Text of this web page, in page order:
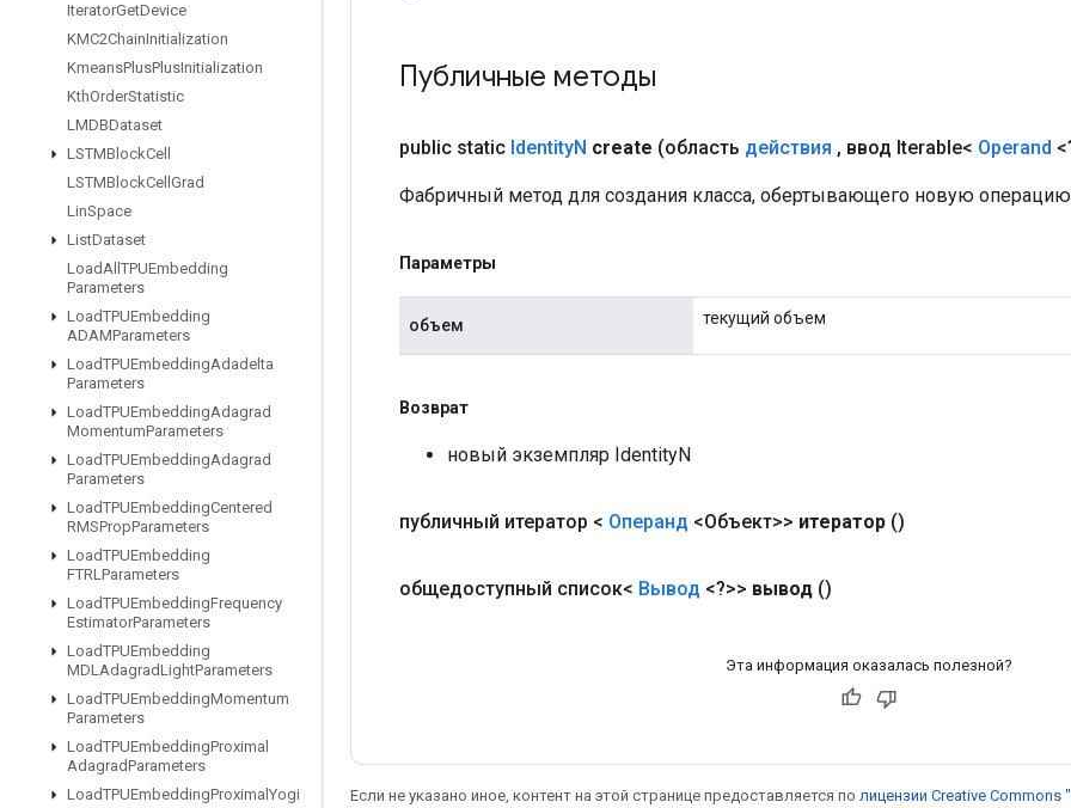
IteratorGetDevice
KMC2ChainInitialization
KmeansPlusPlusInitialization
KthOrderStatistic
LMDBDataset
LSTMBlockCell
LSTMBlockCell Grad
LinSpace
ListDataset
LoadAll TPUEmbedding
Parameters
LoadTPUEmbedding
ADAMParameters
LoadTPUEmbeddingAdadelta
Parameters
LoadTPUEmbeddingAdagrad
MomentumParameters
LoadTPUEmbeddingAdagrad
Parameters
LoadTPUEmbeddingCentered
RMSPropParameters
LoadTPUEmbedding
FTRLParameters
LoadTPUEmbeddingFrequency
EstimatorParameters
LoadTPUEmbedding
MDLAdagradLightParameters
LoadTPUEmbeddingMomentum
Parameters
LoadTPUEmbeddingProximal
AdagradParameters
LoadTPUEmbeddingProximal Yogi
Публичные методы
public static IdentityN create (область действия , ввод Iterable< Operand
Фабричный метод для создания класса, обертывающего новую
Параметры
объем текущий объем
Возврат
новый экземпляр IdentityN
публичный итератор < Операнд <Объект>> итератор ()
общедоступный список< Вывод <?>> вывод ()
Эта информация оказалась полезной?
Если не указано иное, контент на этой странице предоставляется по лицензии Creative Commons